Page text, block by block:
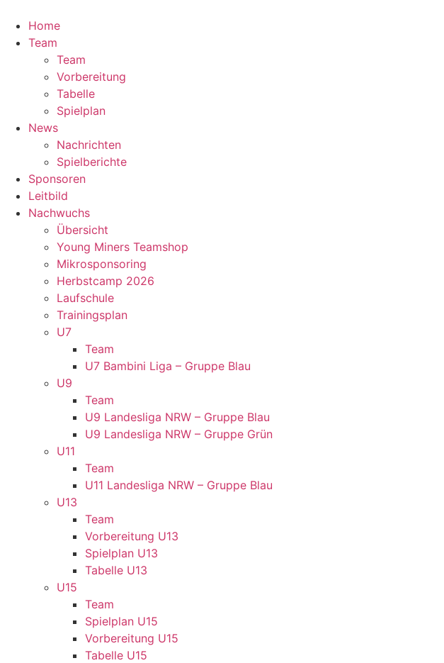
Inhalt
springen
Home
Team
Team
Vorbereitung
Tabelle
Spielplan
News
Nachrichten
Spielberichte
Sponsoren
Leitbild
Nachwuchs
Übersicht
Young Miners Teamshop
Mikrosponsoring
Herbstcamp 2026
Laufschule
Trainingsplan
U7
Team
U7 Bambini Liga – Gruppe Blau
U9
Team
U9 Landesliga NRW – Gruppe Blau
U9 Landesliga NRW – Gruppe Grün
U11
Team
U11 Landesliga NRW – Gruppe Blau
U13
Team
Vorbereitung U13
Spielplan U13
Tabelle U13
U15
Team
Spielplan U15
Vorbereitung U15
Tabelle U15